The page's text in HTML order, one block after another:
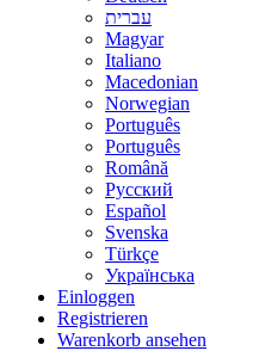
עברית
Magyar
Italiano
Macedonian
Norwegian
Português
Português
Română
Русский
Español
Svenska
Türkçe
Українська
Einloggen
Registrieren
Warenkorb ansehen